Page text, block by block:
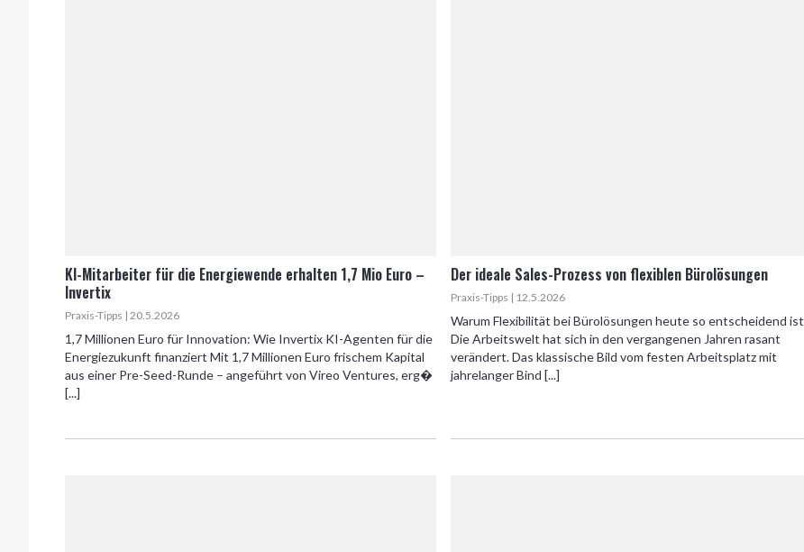
KI-Mitarbeiter für die Energiewende erhalten 1,7 Mio Euro –
Invertix
Praxis-Tipps | 20.5.2026
1,7 Millionen Euro für Innovation: Wie Invertix KI-Agenten für die
Energiezukunft finanziert Mit 1,7 Millionen Euro frischem Kapital
aus einer Pre-Seed-Runde – angeführt von Vireo Ventures, erg�
[...]
Der ideale Sales-Prozess von flexiblen Bürolösungen
Praxis-Tipps | 12.5.2026
Warum Flexibilität bei Bürolösungen heute so entscheidend ist
Die Arbeitswelt hat sich in den vergangenen Jahren rasant
verändert. Das klassische Bild vom festen Arbeitsplatz mit
jahrelanger Bind [...]